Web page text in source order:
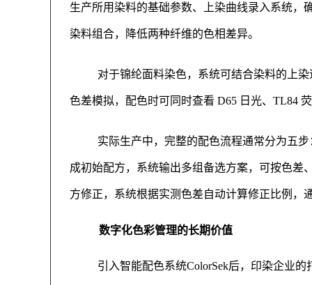
生产所用染料的基础参数、上染曲线录入系统，
染料组合，降低两种纤维的色相差异。
对于锦纶面料染色，系统可结合染料的上
色差模拟，配色时可同时查看 D65 日光、TL84
实际生产中，完整的配色流程通常分为五
成初始配方，系统输出多组备选方案，可按色差
方修正，系统根据实测色差自动计算修正比例，
数字化色彩管理的长期价值
引入智能配色系统ColorSek后，印染企业